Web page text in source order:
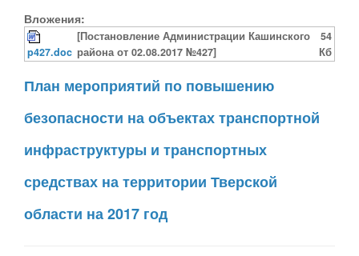
Вложения:
p427.doc
[Постановление Администрации Кашинского
района от 02.08.2017 №427]
54
Кб
План мероприятий по повышению
безопасности на объектах транспортной
инфраструктуры и транспортных
средствах на территории Тверской
области на 2017 год